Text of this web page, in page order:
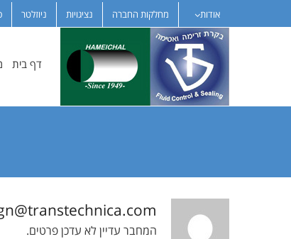
לתוכן
אודות מחלקות החברה נציגויות ניוזלטר
דף בית
המחבר עדיין לא עדכן פרטים.